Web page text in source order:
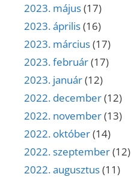
2023. május(17)
2023. április(16)
2023. március(17)
2023. február(17)
2023. január(12)
2022. december(12)
2022. november(13)
2022. október(14)
2022. szeptember(12)
2022. augusztus(11)